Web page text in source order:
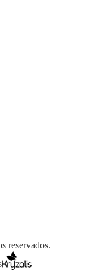
reservados.